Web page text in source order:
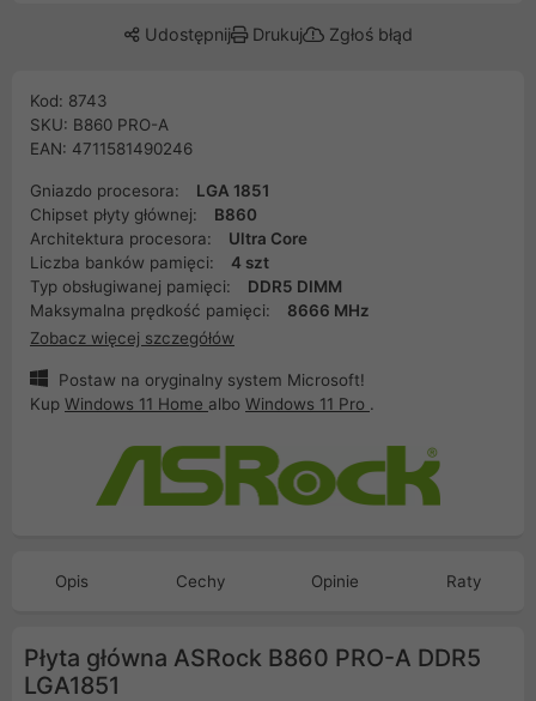
Udostępnij Drukuj Zgłoś błąd
Kod: 8743
SKU: B860 PRO-A
EAN: 4711581490246
Gniazdo procesora:
LGA 1851
Chipset płyty głównej:
B860
Architektura procesora:
Ultra Core
Liczba banków pamięci:
4 szt
Typ obsługiwanej pamięci:
DDR5 DIMM
Maksymalna prędkość pamięci:
8666 MHz
Zobacz więcej szczegółów
Postaw na oryginalny system Microsoft!
Kup Windows 11 Home albo Windows 11 Pro .
Opis Cechy Opinie Raty
Płyta główna ASRock B860 PRO-A DDR5
LGA1851